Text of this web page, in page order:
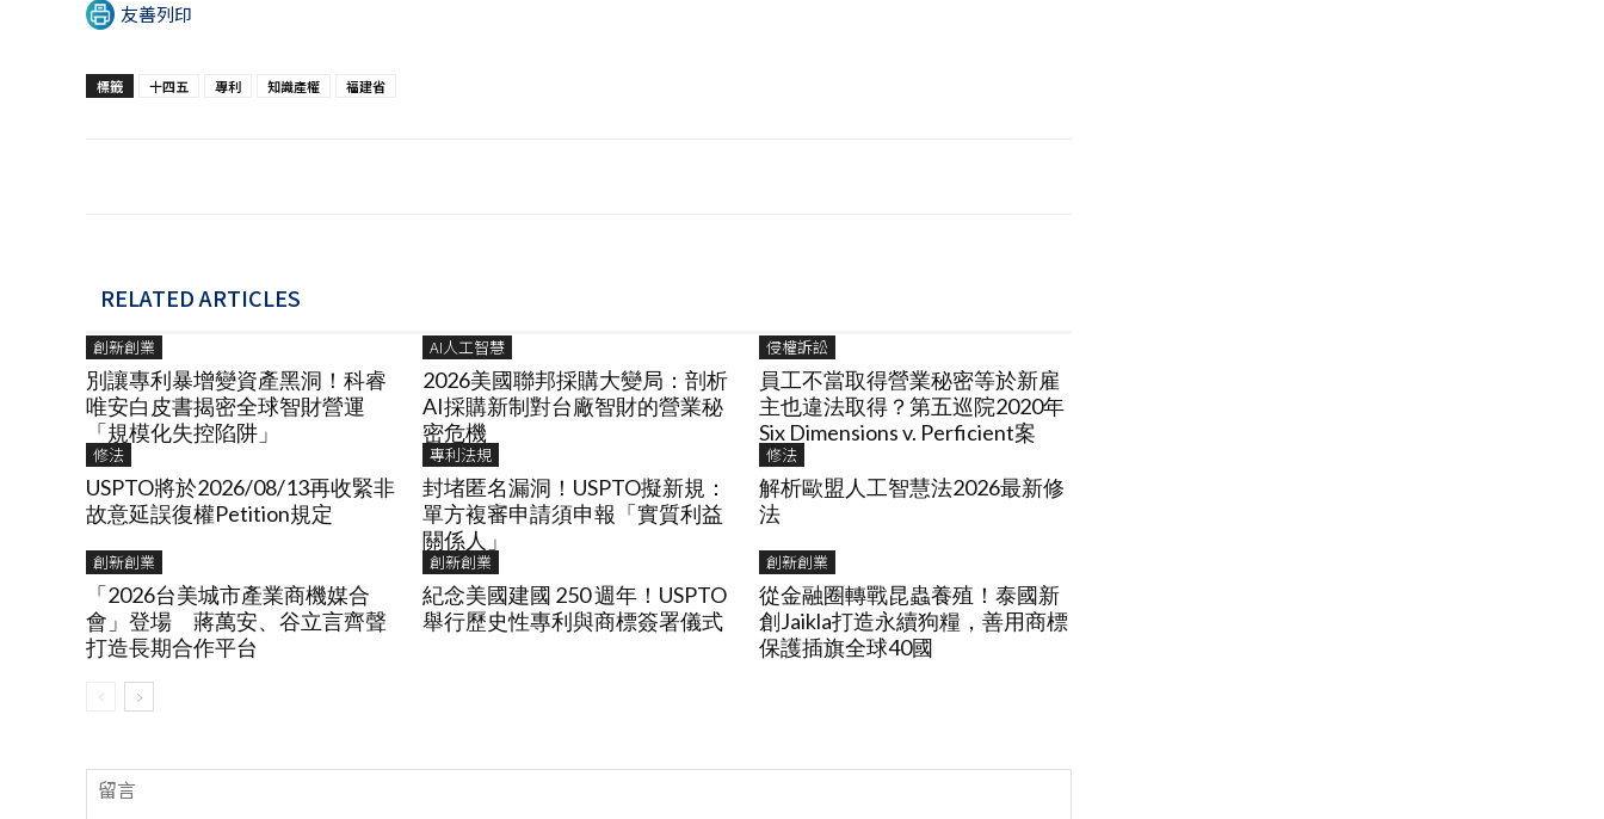
友善列印
標籤 十四五 專利 知識產權 福建省
RELATED ARTICLES
創新創業
別讓專利暴增變資產黑洞！科睿
唯安白皮書揭密全球智財營運
「規模化失控陷阱」
AI人工智慧
2026美國聯邦採購大變局：剖析
AI採購新制對台廠智財的營業秘
密危機
侵權訴訟
員工不當取得營業秘密等於新雇
主也違法取得？第五巡院2020年
Six Dimensions v. Perficient案
修法
USPTO將於2026/08/13再收緊非
故意延誤復權Petition規定
專利法規
封堵匿名漏洞！USPTO擬新規：
單方複審申請須申報「實質利益
關係人」
修法
解析歐盟人工智慧法2026最新修
法
創新創業
「2026台美城市產業商機媒合
會」登場 蔣萬安、谷立言齊聲
打造長期合作平台
創新創業
紀念美國建國 250 週年！USPTO
舉行歷史性專利與商標簽署儀式
創新創業
從金融圈轉戰昆蟲養殖！泰國新
創Jaikla打造永續狗糧，善用商標
保護插旗全球40國